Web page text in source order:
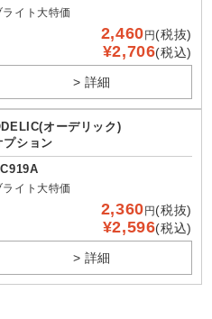
ライト大特価
2,460 円 (税抜)
¥2,706(税込)
> 詳細
オーデリック)
プション
ライト大特価
2,360 円 (税抜)
¥2,596(税込)
> 詳細